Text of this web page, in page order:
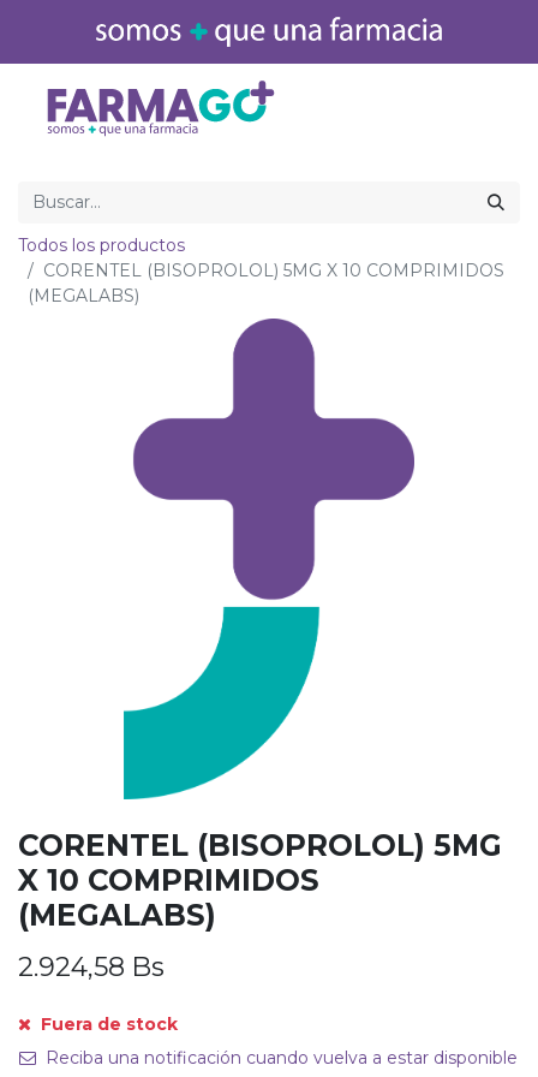
Todos los productos
CORENTEL (BISOPROLOL) 5MG X 10 COMPRIMIDOS
(MEGALABS)
CORENTEL (BISOPROLOL) 5MG
X 10 COMPRIMIDOS
(MEGALABS)
2.924,58 Bs
Fuera de stock
Reciba una notificación cuando vuelva a estar disponible